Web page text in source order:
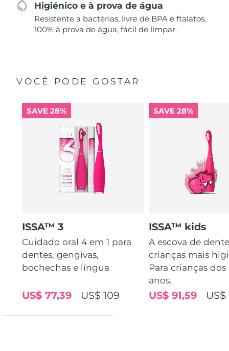
Higiénico e à prova de água
Resistente a bactérias, livre de BPA e ftalatos,
100% à prova de água, fácil de limpar.
VOCÊ PODE GOSTAR
SAVE 28%
ISSA™ 3
Cuidado oral 4 em 1 para
dentes, gengivas,
bochechas e língua
US$ 109
US$ 77,39
SAVE 28%
ISSA™ kids
A escova de
crianças mais
Para crianças dos
anos.
US$
US$ 91,59